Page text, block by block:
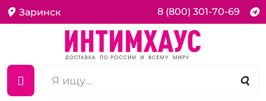
Заринск 8 (800) 301-70-69